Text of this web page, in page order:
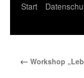
Start
← Workshop